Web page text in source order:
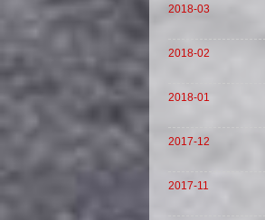
2018-03
2018-02
2018-01
2017-12
2017-11